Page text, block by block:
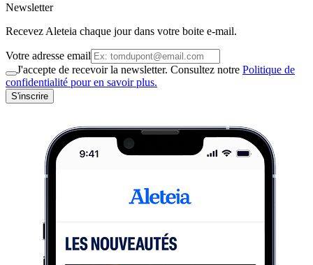
Newsletter
Recevez Aleteia chaque jour dans votre boite e-mail.
Votre adresse email
J'accepte de recevoir la newsletter. Consultez notre Politique de
confidentialité pour en savoir plus.
S'inscrire